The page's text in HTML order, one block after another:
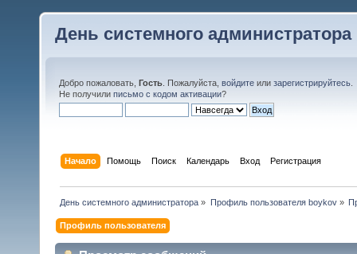
День системного администратора
Добро пожаловать, Гость . Пожалуйста, войдите или зарегистрируйтесь
Не получили письмо с кодом активации?
Начало Помощь Поиск Календарь Вход Регистрация
День системного администратора » Профиль пользователя boykov»
Профиль пользователя